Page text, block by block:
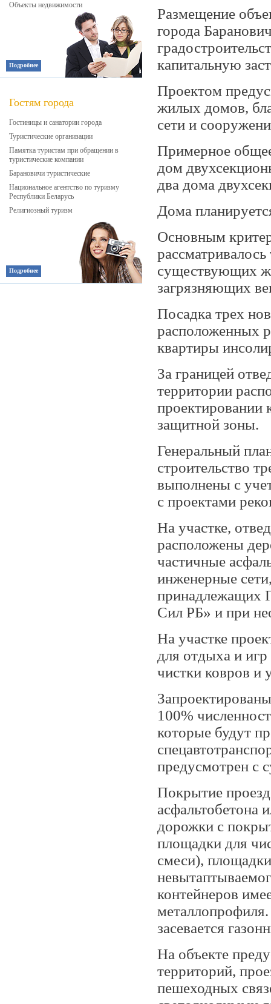
Объекты недвижимости
Подробнее
Гостям города
Гостиницы и санатории города
Туристические организации
Памятка туристам при обращении в
туристические компании
Барановичи туристические
Национальное агентство по туризму
Республики Беларусь
Религиозный туризм
Подробнее
Размещение
города
капитальную
Проектом
жилых домов,
сети и
Примерное
дом
два дома
Дома
Основным
существующих
загрязняющих
Посадка трех
расположенных
квартиры
За границей
территории
проектировании
защитной зоны.
Генеральный
строительство
выполнены с
с проектами
На участке,
расположены
частичные
инженерные
принадлежащих
Сил РБ» и при
На участке
для отдыха и
чистки ковров и
100%
которые будут
предусмотрен с
Покрытие
асфальтобетона
дорожки с
площадки для
смеси),
контейнеров
засевается
На объекте
территорий,
пешеходных